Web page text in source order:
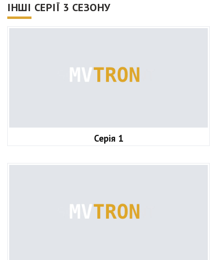
ІНШІ СЕРІЇ 3 СЕЗОНУ
Серія 1